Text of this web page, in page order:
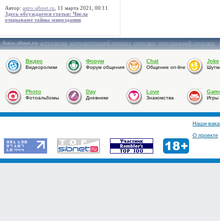
Автор: astro.sibnet.ru , 11 марта 2021, 00:11
Здесь обсуждается статья: Числа
открывают тайны мироздания
Astro.sibnet.ru:астрология,астрологический прогноз,гороскоп,персональный гороскоп,
Видео
Видеоролики
Форум
Форум общения
Chat
Общение on-line
Joke
Photo
Фотоальбомы
Day
Дневники
Love
Знакомства Игры
Наши
О проекте